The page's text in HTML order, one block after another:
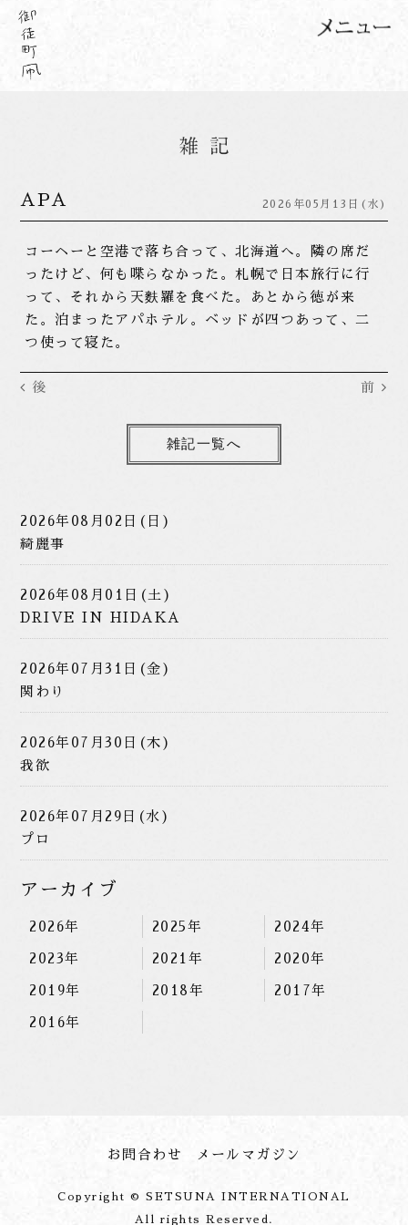
APA 2026年05月13日(水)
コーヘーと空港で落ち合って、北海道へ。隣の席だ
ったけど、何も喋らなかった。札幌で日本旅行に行
って、それから天麩羅を食べた。あとから徳が来
た。泊まったアパホテル。ベッドが四つあって、二
つ使って寝た。
後 前
雑記一覧へ
2026年08月02日(日)
綺麗事
2026年08月01日(土)
DRIVE IN HIDAKA
2026年07月31日(金)
関わり
2026年07月30日(木)
我欲
2026年07月29日(水)
プロ
アーカイブ
2026年 2025年 2024年
2023年 2021年 2020年
2019年 2018年 2017年
2016年
お問合わせ メールマガジン
Copyright © SETSUNA INTERNATIONAL
All rights Reserved.